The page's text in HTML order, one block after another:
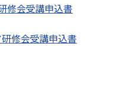
修会受講申込書
研修会受講申込書